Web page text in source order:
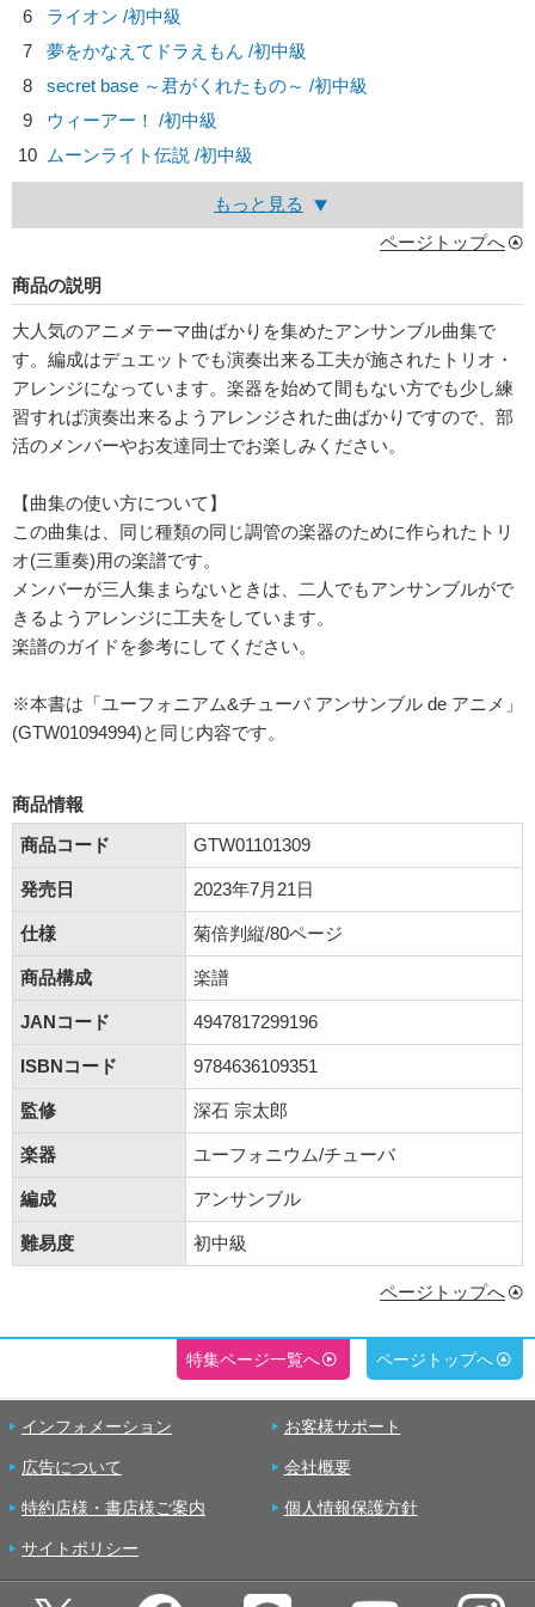
6
ライオン /初中級
7
夢をかなえてドラえもん /初中級
8
secret base ～君がくれたもの～ /初中級
9
ウィーアー！ /初中級
10
ムーンライト伝説 /初中級
もっと見る
ページトップへ
商品の説明
大人気のアニメテーマ曲ばかりを集めたアンサンブル曲集で
す。編成はデュエットでも演奏出来る工夫が施されたトリオ・
アレンジになっています。楽器を始めて間もない方でも少し練
習すれば演奏出来るようアレンジされた曲ばかりですので、部
活のメンバーやお友達同士でお楽しみください。
【曲集の使い方について】
この曲集は、同じ種類の同じ調管の楽器のために作られたトリ
オ(三重奏)用の楽譜です。
メンバーが三人集まらないときは、二人でもアンサンブルがで
きるようアレンジに工夫をしています。
楽譜のガイドを参考にしてください。
※本書は「ユーフォニアム&チューバ アンサンブル de アニメ」
(GTW01094994)と同じ内容です。
商品情報
商品コード
GTW01101309
発売日 2023年7月21日
仕様 菊倍判縦/80ページ
商品構成 楽譜
JANコード 4947817299196
ISBNコード 9784636109351
監修 深石 宗太郎
楽器 ユーフォニウム/チューバ
編成 アンサンブル
難易度 初中級
ページトップへ
特集ページ一覧へ ページトップへ
インフォメーション お客様サポート
広告について 会社概要
特約店様・書店様ご案内 個人情報保護方針
サイトポリシー